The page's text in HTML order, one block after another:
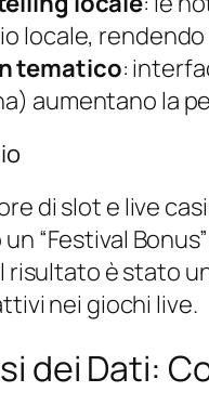
locale,
tematico:
aumentano la
di slot e live
“Festival
risultato è stato
nei giochi live.
dei Dati: